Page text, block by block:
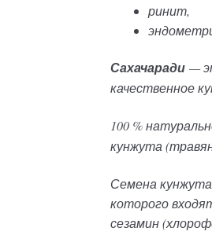
ринит,
Сахачаради —
качественное
100 %
кунжута
Семена кунжута
которого
сезамин